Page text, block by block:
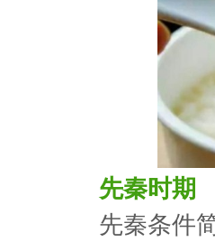
先秦时期
先秦条件简